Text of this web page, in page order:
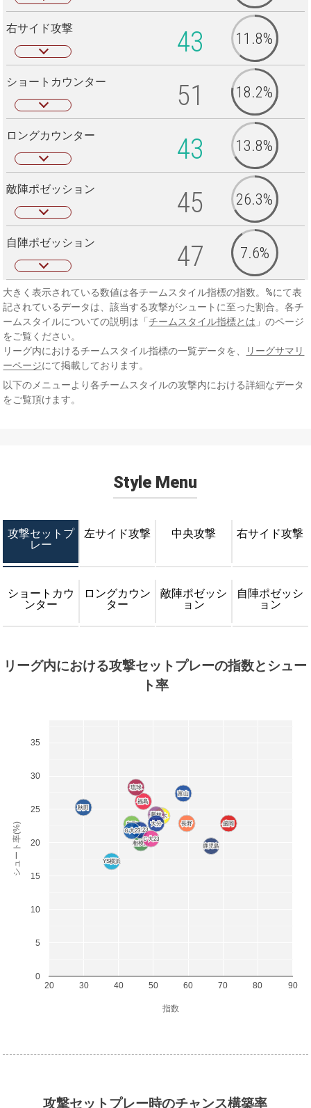
右サイド攻撃 43 11.8%
ショートカウンター 51 18.2%
ロングカウンター 43 13.8%
敵陣ポゼッション 45 26.3%
自陣ポゼッション 47 7.6%
大きく表示されている数値は各チームスタイル指標の指数。%にて表
記されているデータは、該当する攻撃がシュートに至った割合。各チ
ームスタイルについての説明は「 チームスタイル指標とは 」のページ
をご覧ください。
リーグ内におけるチームスタイル指標の一覧データを、
リーグサマリ
ーページにて掲載しております。
以下のメニューより各チームスタイルの攻撃内における詳細なデータ
をご覧頂けます。
Style Menu
攻撃セットプ
レー
左サイド攻撃 中央攻撃 右サイド攻撃
ショートカウ
ンター
ロングカウン
ター
敵陣ポゼッシ
ョン
自陣ポゼッシ
ョン
リーグ内における攻撃セットプレーの指数とシュー
ト率
盛岡
盛岡
秋田
秋田
福島
福島
栃木
栃木
YS横浜
YS横浜
相模原
相模原
長野
長野
富山
富山
藤枝
藤枝
鳥取
鳥取 大分
大分
鹿児島
鹿児島
琉球
琉球
Ｆ東23
Ｆ東23
Ｇ大23
Ｇ大23
Ｃ大23
Ｃ大23
20 30 40 50 60 70 80 90
0
5
10
15
20
25
30
35
指数
シュート率(%)
攻撃セットプレー時のチャンス構築率